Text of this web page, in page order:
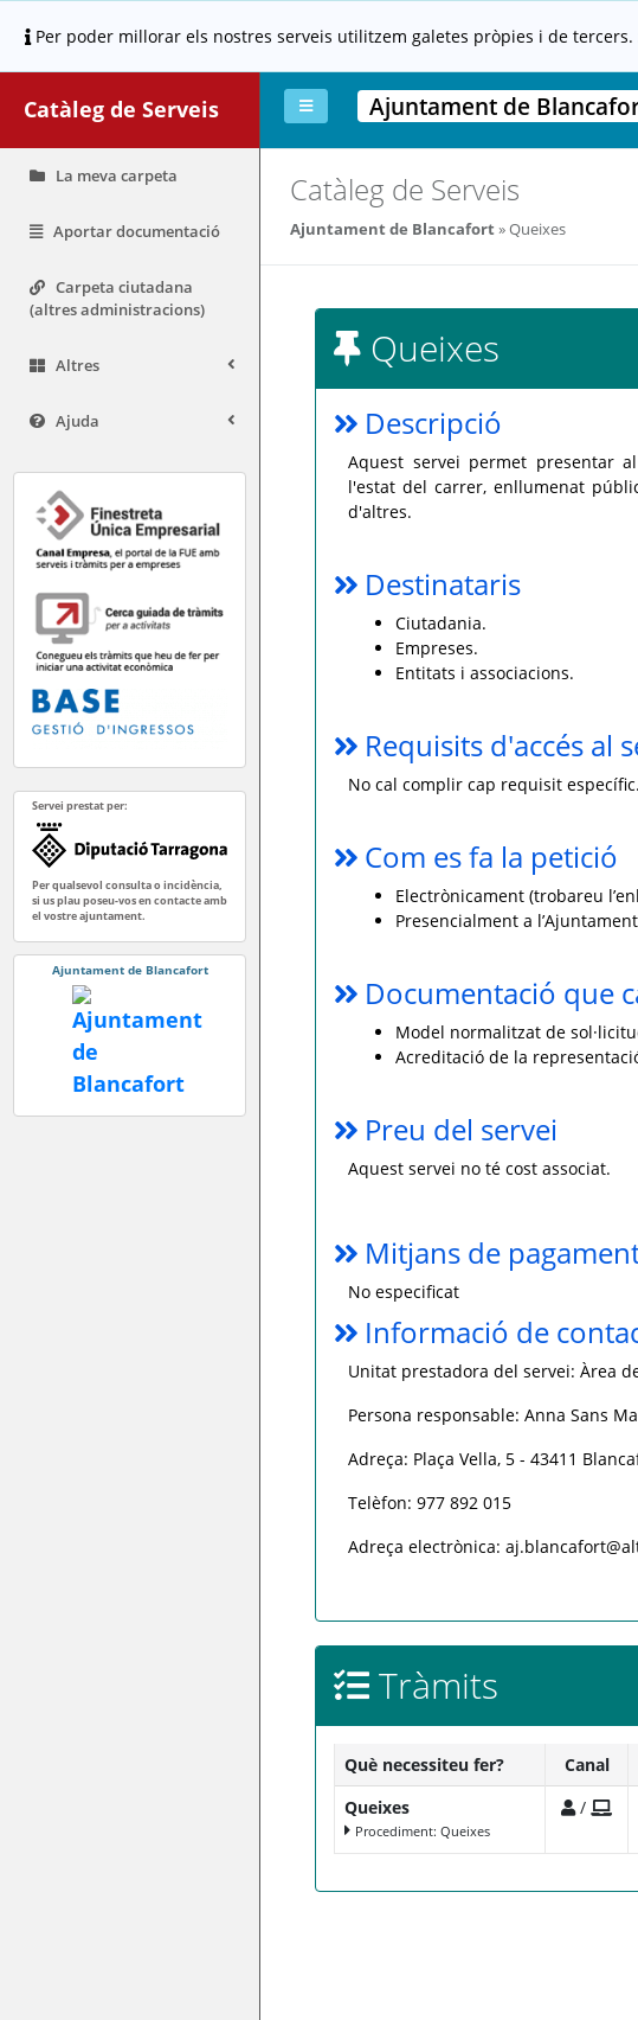
Per poder millorar els nostres serveis utilitzem galetes pròpies i de
Catàleg de Serveis
La meva carpeta
Aportar documentació
Carpeta ciutadana
(altres administracions)
Altres
Ajuda
Servei prestat per:
Per qualsevol consulta o incidència,
si us plau poseu-vos en contacte amb
el vostre ajuntament.
Ajuntament de Blancafort
Ajuntament de
Catàleg de Serveis
Ajuntament de Blancafort Queixes
Queixes
Descripció
Aquest servei permet presentar
l'estat del carrer, enllumenat
d'altres.
Destinataris
Ciutadania.
Empreses.
Entitats i associacions.
Requisits d'accés al
No cal complir cap requisit específic.
Com es fa la petició
Electrònicament (trobareu
Presencialment a
Documentació que
Model normalitzat de
Acreditació de la
Preu del servei
Aquest servei no té cost associat.
Mitjans de
No especificat
Informació de
Unitat prestadora del servei: Àrea
Persona responsable: Anna Sans
Adreça: Plaça Vella, 5 - 43411
Telèfon: 977 892 015
Adreça electrònica:
Tràmits
Què necessiteu fer? Canal
Queixes
Procediment: Queixes
/